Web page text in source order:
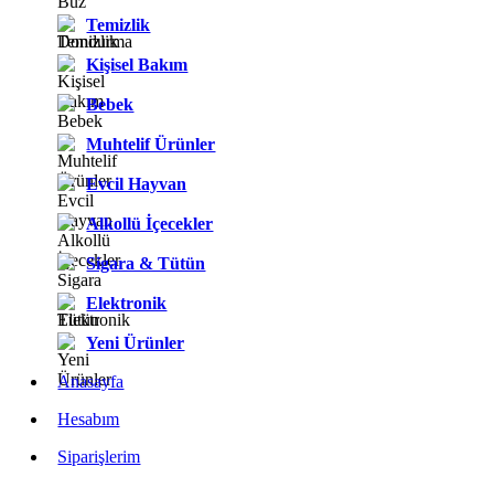
Temizlik
Kişisel Bakım
Bebek
Muhtelif Ürünler
Evcil Hayvan
Alkollü İçecekler
Sigara & Tütün
Elektronik
Yeni Ürünler
Anasayfa
Hesabım
Siparişlerim